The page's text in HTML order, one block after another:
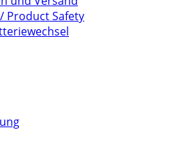
Product Safety